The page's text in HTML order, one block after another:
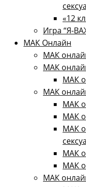
«12
Игра “Я-
МАК Онлайн
МАК
МАК
МАК
МАК
МАК
МАК
МАК
МАК
МАК
МАК